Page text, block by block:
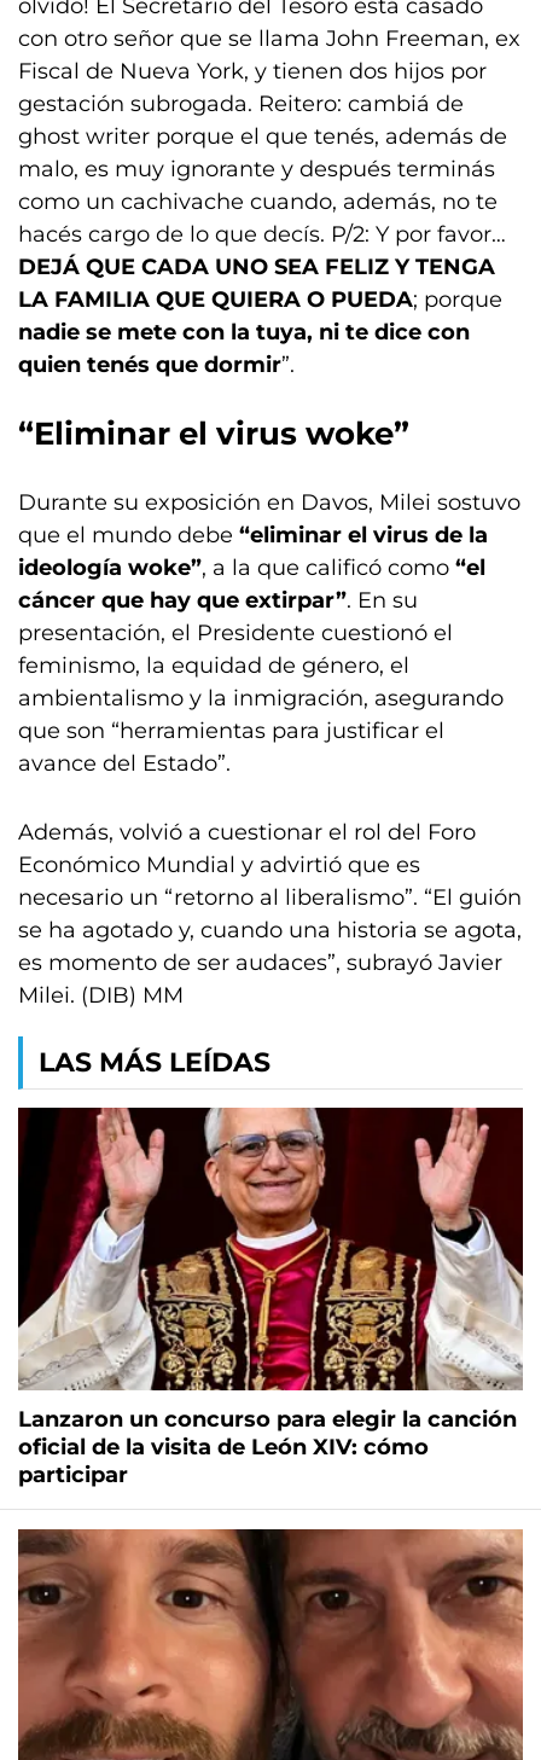
olvido! El Secretario del Tesoro está casado
con otro señor que se llama John Freeman, ex
Fiscal de Nueva York, y tienen dos hijos por
gestación subrogada. Reitero: cambiá de
ghost writer porque el que tenés, además de
malo, es muy ignorante y después terminás
como un cachivache cuando, además, no te
hacés cargo de lo que decís. P/2: Y por favor…
DEJÁ QUE CADA UNO SEA FELIZ Y TENGA
LA FAMILIA QUE QUIERA O PUEDA; porque
nadie se mete con la tuya, ni te dice con
quien tenés que dormir”.
“Eliminar el virus woke”
Durante su exposición en Davos, Milei sostuvo
que el mundo debe “eliminar el virus de la
ideología woke”, a la que calificó como “el
cáncer que hay que extirpar”. En su
presentación, el Presidente cuestionó el
feminismo, la equidad de género, el
ambientalismo y la inmigración, asegurando
que son “herramientas para justificar el
avance del Estado”.
Además, volvió a cuestionar el rol del Foro
Económico Mundial y advirtió que es
necesario un “retorno al liberalismo”. “El guión
se ha agotado y, cuando una historia se agota,
es momento de ser audaces”, subrayó Javier
Milei. (DIB) MM
LAS MÁS LEÍDAS
Lanzaron un concurso para elegir la canción
oficial de la visita de León XIV: cómo
participar